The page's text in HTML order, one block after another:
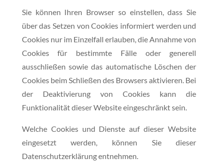
Sie können Ihren Browser so einstellen, dass Sie
über das Setzen von Cookies informiert werden und
Cookies nur im Einzelfall erlauben, die Annahme von
Cookies für bestimmte Fälle oder generell
ausschließen sowie das automatische Löschen der
Cookies beim Schließen des Browsers aktivieren. Bei
der Deaktivierung von Cookies kann die
Funktionalität dieser Website eingeschränkt sein.
Welche Cookies und Dienste auf dieser Website
eingesetzt werden, können Sie dieser
Datenschutzerklärung entnehmen.